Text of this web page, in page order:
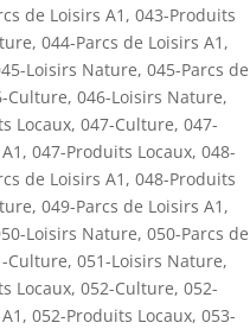
de Loisirs A1 , 043-Produits
, 044-Parcs de Loisirs A1 ,
Loisirs Nature, 045-Parcs de
Culture, 046-Loisirs Nature,
Locaux, 047-Culture, 047-
, 047-Produits Locaux, 048-
de Loisirs A1 , 048-Produits
, 049-Parcs de Loisirs A1 ,
Loisirs Nature, 050-Parcs de
Culture, 051-Loisirs Nature,
Locaux, 052-Culture, 052-
, 052-Produits Locaux, 053-